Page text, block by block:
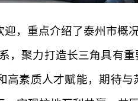
，重点介绍了泰州市概
，聚力打造长三角具有
高素质人才赋能，期待